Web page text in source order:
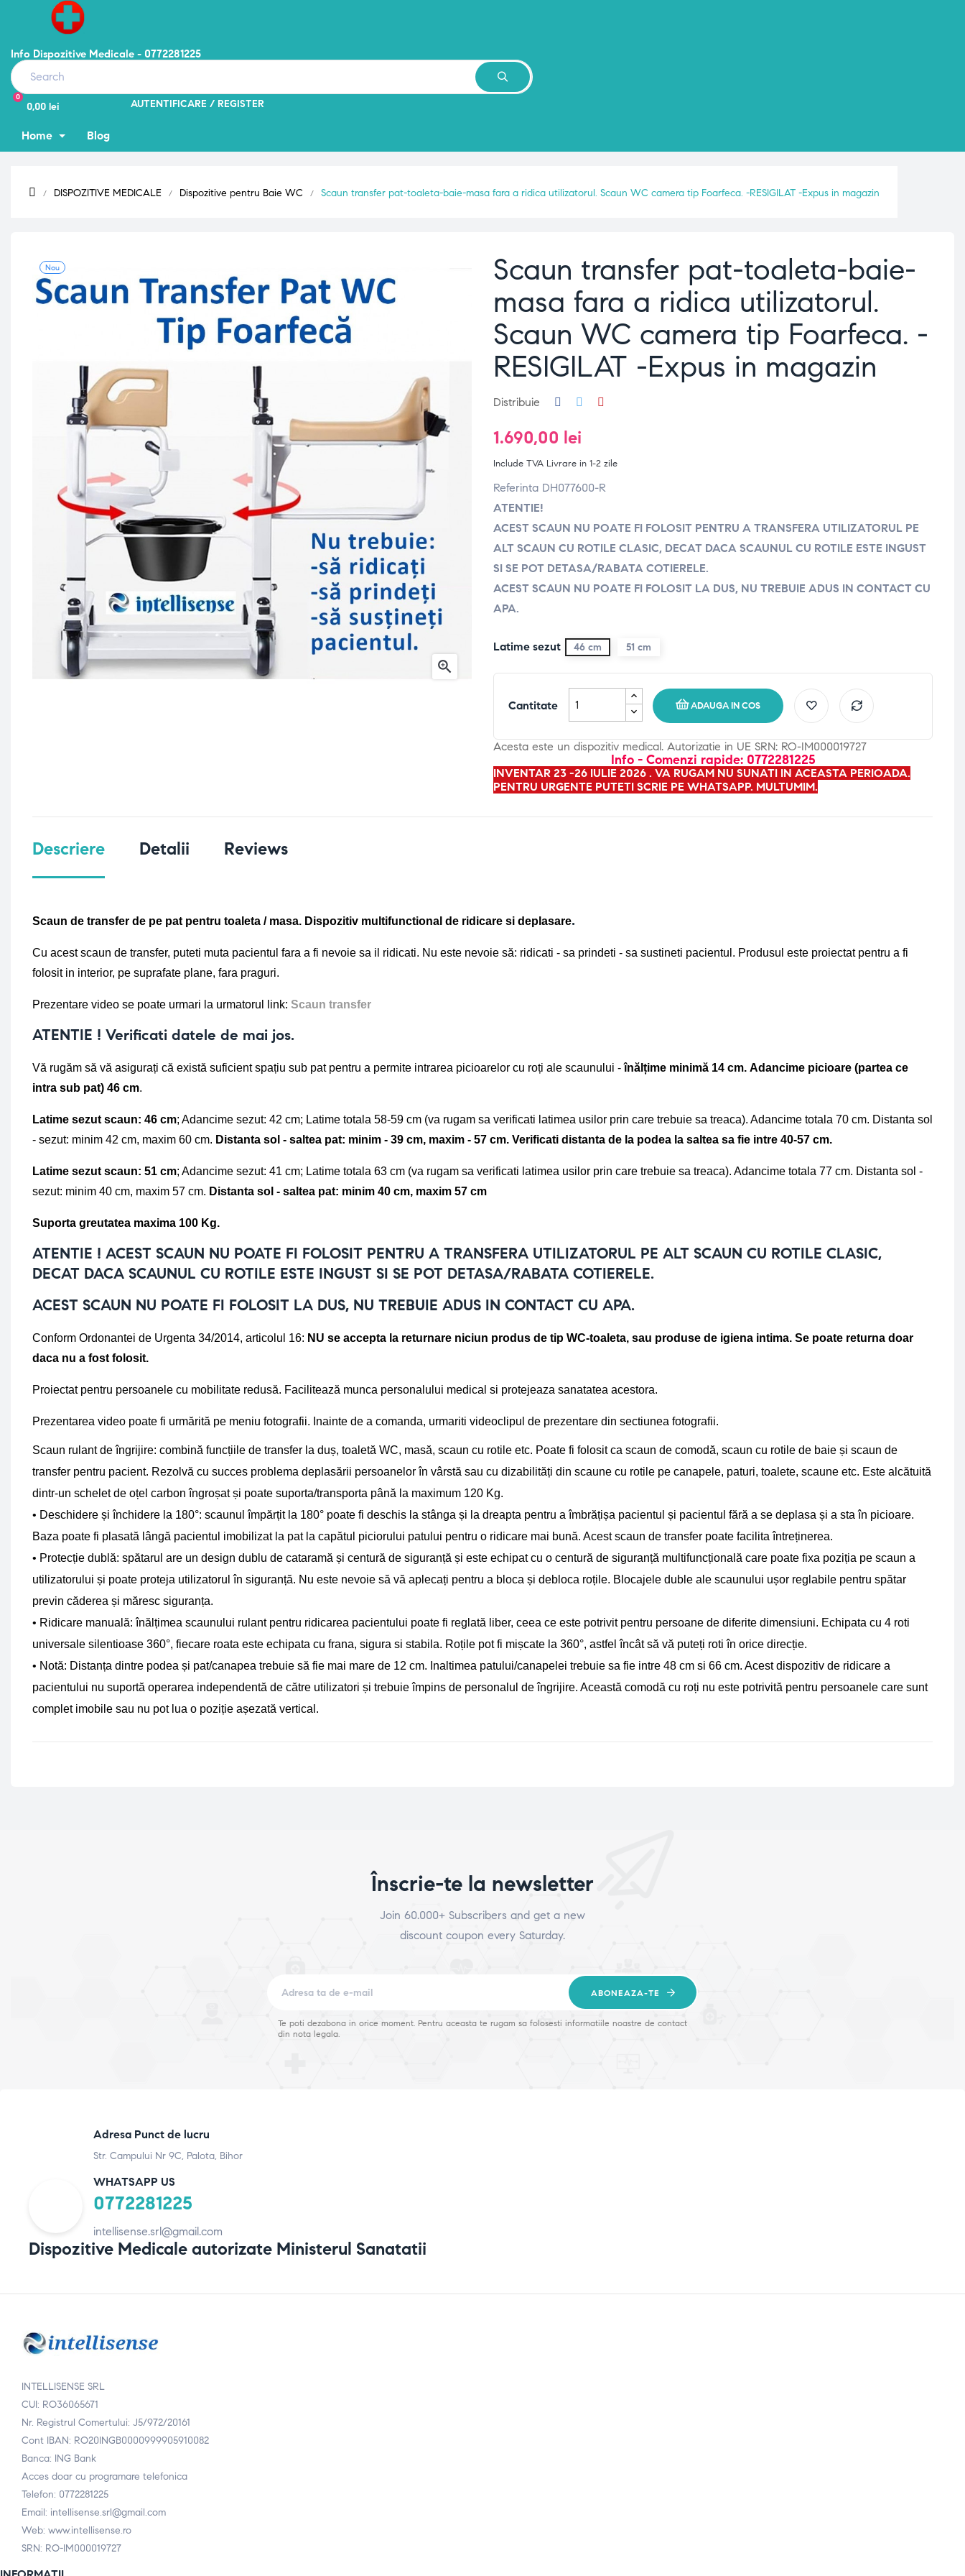
Info Dispozitive Medicale - 0772281225
AUTENTIFICARE REGISTER
0
0,00 lei
Home Blog
DISPOZITIVE MEDICALE Dispozitive pentru Baie WC Scaun transfer pat-toaleta-baie-masa fara a ridica utilizatorul. Scaun WC camera tip Foarfeca. -RESIGILAT -Expus in magazin
Nou

Scaun transfer pat-toaleta-baie-
masa fara a ridica utilizatorul.
Scaun WC camera tip Foarfeca. -
RESIGILAT -Expus in magazin
Distribuie
1.690,00 lei
Include TVA Livrare in 1-2 zile
Referinta DH077600-R
ATENTIE!
ACEST SCAUN NU POATE FI FOLOSIT PENTRU A TRANSFERA UTILIZATORUL PE
ALT SCAUN CU ROTILE CLASIC, DECAT DACA SCAUNUL CU ROTILE ESTE INGUST
SI SE POT DETASA/RABATA COTIERELE.
ACEST SCAUN NU POATE FI FOLOSIT LA DUS, NU TREBUIE ADUS IN CONTACT CU
APA.
Latime sezut 46 cm 51 cm
Cantitate ADAUGA IN COS
Acesta este un dispozitiv medical. Autorizatie in UE SRN: RO-IM000019727
Info - Comenzi rapide: 0772281225
INVENTAR 23 -26 IULIE 2026 . VA RUGAM NU SUNATI IN ACEASTA PERIOADA.
PENTRU URGENTE PUTETI SCRIE PE WHATSAPP. MULTUMIM.
Descriere Detalii Reviews
Scaun de transfer de pe pat pentru toaleta / masa. Dispozitiv multifunctional de ridicare si deplasare.
Cu acest scaun de transfer, puteti muta pacientul fara a fi nevoie sa il ridicati. Nu este nevoie să: ridicati - sa prindeti - sa sustineti pacientul. Produsul este proiectat pentru a fi
folosit in interior, pe suprafate plane, fara praguri.
Prezentare video se poate urmari la urmatorul link: Scaun transfer
ATENTIE ! Verificati datele de mai jos.
Vă rugăm să vă asigurați că există suficient spațiu sub pat pentru a permite intrarea picioarelor cu roți ale scaunului - înălțime minimă 14 cm. Adancime picioare (partea ce
intra sub pat) 46 cm.
Latime sezut scaun: 46 cm; Adancime sezut: 42 cm; Latime totala 58-59 cm (va rugam sa verificati latimea usilor prin care trebuie sa treaca). Adancime totala 70 cm. Distanta sol
- sezut: minim 42 cm, maxim 60 cm. Distanta sol - saltea pat: minim - 39 cm, maxim - 57 cm. Verificati distanta de la podea la saltea sa fie intre 40-57 cm.
Latime sezut scaun: 51 cm; Adancime sezut: 41 cm; Latime totala 63 cm (va rugam sa verificati latimea usilor prin care trebuie sa treaca). Adancime totala 77 cm. Distanta sol -
sezut: minim 40 cm, maxim 57 cm. Distanta sol - saltea pat: minim 40 cm, maxim 57 cm
Suporta greutatea maxima 100 Kg.
ATENTIE ! ACEST SCAUN NU POATE FI FOLOSIT PENTRU A TRANSFERA UTILIZATORUL PE ALT SCAUN CU ROTILE CLASIC,
DECAT DACA SCAUNUL CU ROTILE ESTE INGUST SI SE POT DETASA/RABATA COTIERELE.
ACEST SCAUN NU POATE FI FOLOSIT LA DUS, NU TREBUIE ADUS IN CONTACT CU APA.
Conform Ordonantei de Urgenta 34/2014, articolul 16: NU se accepta la returnare niciun produs de tip WC-toaleta, sau produse de igiena intima. Se poate returna doar
daca nu a fost folosit.
Proiectat pentru persoanele cu mobilitate redusă. Facilitează munca personalului medical si protejeaza sanatatea acestora.
Prezentarea video poate fi urmărită pe meniu fotografii. Inainte de a comanda, urmariti videoclipul de prezentare din sectiunea fotografii.
Scaun rulant de îngrijire: combină funcțiile de transfer la duș, toaletă WC, masă, scaun cu rotile etc. Poate fi folosit ca scaun de comodă, scaun cu rotile de baie și scaun de
transfer pentru pacient. Rezolvă cu succes problema deplasării persoanelor în vârstă sau cu dizabilități din scaune cu rotile pe canapele, paturi, toalete, scaune etc. Este alcătuită
dintr-un schelet de oțel carbon îngroșat și poate suporta/transporta până la maximum 120 Kg.
• Deschidere și închidere la 180°: scaunul împărțit la 180° poate fi deschis la stânga și la dreapta pentru a îmbrățișa pacientul și pacientul fără a se deplasa și a sta în picioare.
Baza poate fi plasată lângă pacientul imobilizat la pat la capătul piciorului patului pentru o ridicare mai bună. Acest scaun de transfer poate facilita întreținerea.
• Protecție dublă: spătarul are un design dublu de cataramă și centură de siguranță și este echipat cu o centură de siguranță multifuncțională care poate fixa poziția pe scaun a
utilizatorului și poate proteja utilizatorul în siguranță. Nu este nevoie să vă aplecați pentru a bloca și debloca roțile. Blocajele duble ale scaunului ușor reglabile pentru spătar
previn căderea și măresc siguranța.
• Ridicare manuală: înălțimea scaunului rulant pentru ridicarea pacientului poate fi reglată liber, ceea ce este potrivit pentru persoane de diferite dimensiuni. Echipata cu 4 roti
universale silentioase 360°, fiecare roata este echipata cu frana, sigura si stabila. Roțile pot fi mișcate la 360°, astfel încât să vă puteți roti în orice direcție.
• Notă: Distanța dintre podea și pat/canapea trebuie să fie mai mare de 12 cm. Inaltimea patului/canapelei trebuie sa fie intre 48 cm si 66 cm. Acest dispozitiv de ridicare a
pacientului nu suportă operarea independentă de către utilizatori și trebuie împins de personalul de îngrijire. Această comodă cu roți nu este potrivită pentru persoanele care sunt
complet imobile sau nu pot lua o poziție așezată vertical.
Înscrie-te la newsletter
Join 60.000+ Subscribers and get a new
discount coupon every Saturday.
ABONEAZA-TE
Te poti dezabona in orice moment. Pentru aceasta te rugam sa folosesti informatiile noastre de contact
din nota legala.
Adresa Punct de lucru
Str. Campului Nr 9C, Palota, Bihor
WHATSAPP US
0772281225
intellisense.srl@gmail.com
Dispozitive Medicale autorizate Ministerul Sanatatii
INTELLISENSE SRL
CUI: RO36065671
Nr. Registrul Comertului: J5/972/20161
Cont IBAN: RO20INGB0000999905910082
Banca: ING Bank
Acces doar cu programare telefonica
Telefon: 0772281225
Email: intellisense.srl@gmail.com
Web: www.intellisense.ro
SRN: RO-IM000019727